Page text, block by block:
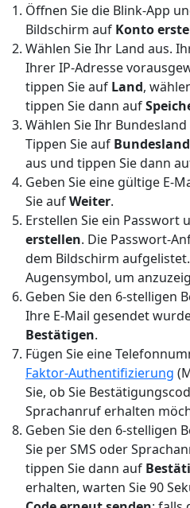
Öffnen Sie die Blink-App
Bildschirm auf Konto
Wählen Sie Ihr Land aus.
Ihrer IP-Adresse
tippen Sie auf Land,
tippen Sie dann auf
Wählen Sie Ihr
Tippen Sie auf Bundesland
aus und tippen Sie dann
Geben Sie eine gültige E-
Sie aufWeiter.
Erstellen Sie ein Passwort
erstellen. Die Passwort-
dem Bildschirm
Augensymbol, um
Geben Sie den 6-stelligen
Ihre E-Mail gesendet
Bestätigen.
Fügen Sie eine
Faktor-Authentifizierung
Sie, ob Sie
Sprachanruf erhalten
Geben Sie den 6-stelligen
Sie per SMS oder
tippen Sie dann auf
erhalten, warten Sie 90